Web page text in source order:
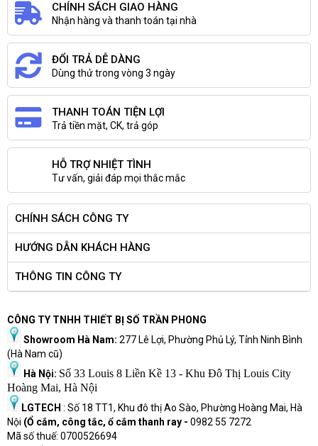
CHÍNH SÁCH GIAO HÀNG
Nhận hàng và thanh toán tại nhà
ĐỔI TRẢ DỄ DÀNG
Dùng thử trong vòng 3 ngày
THANH TOÁN TIỆN LỢI
Trả tiền mặt, CK, trả góp
HỖ TRỢ NHIỆT TÌNH
Tư vấn, giải đáp mọi thắc mắc
CHÍNH SÁCH CÔNG TY
HƯỚNG DẪN KHÁCH HÀNG
THÔNG TIN CÔNG TY
CÔNG TY TNHH THIẾT BỊ SỐ TRẦN PHONG
Showroom Hà Nam: 277 Lê Lợi, Phường Phủ Lý, Tỉnh Ninh Bình
(Hà Nam cũ)
Hà Nội: Số 33 Louis 8 Liền Kề 13 - Khu Đô Thị Louis City
Hoàng Mai, Hà Nội
LGTECH : Số 18 TT1, Khu đô thị Ao Sào, Phường Hoàng Mai, Hà
Nội (Ổ cắm, công tắc, ổ cắm thanh ray - 0982 55 7272
Mã số thuế: 0700526694